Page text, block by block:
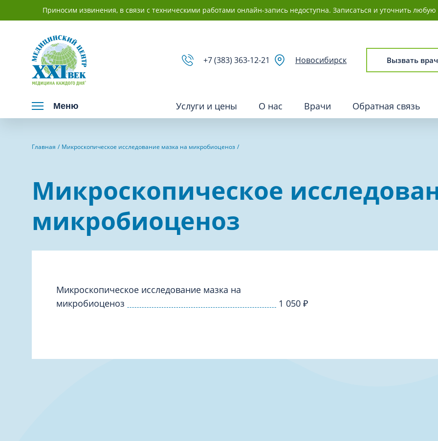
Приносим извинения, в связи с техническими работами онлайн-запись недоступна. Записаться и уточнить
+7 (383) 363-12-21 Новосибирск Вызвать
Меню Услуги и цены
Гастроэнтерология
Дерматология
Нефрология
Офтальмология
Сурдология
Терапия
диагностика
О нас Врачи Обратная связь
получения медицинских услуг
Главная Микроскопическое исследование мазка на микробиоценоз
Микроскопическое
микробиоценоз
Микроскопическое исследование мазка на
микробиоценоз
1 050 ₽